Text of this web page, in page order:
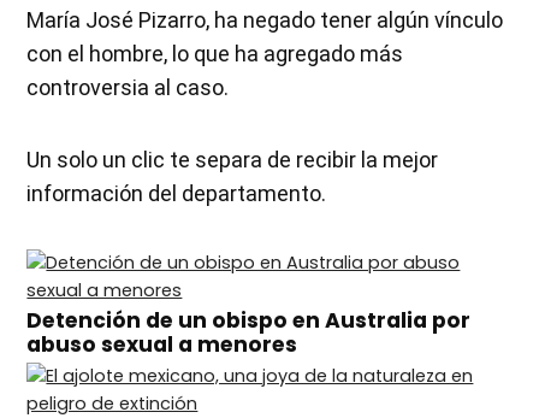
María José Pizarro, ha negado tener algún vínculo
con el hombre, lo que ha agregado más
controversia al caso.
Un solo un clic te separa de recibir la mejor
información del departamento.
Detención de un obispo en Australia por
abuso sexual a menores